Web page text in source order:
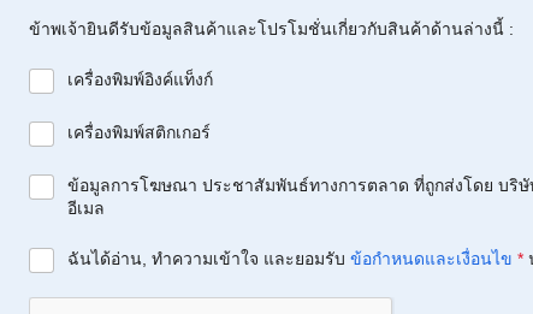
ข้าพเจ้ายินดีรับข้อมูลสินค้าและโปรโมชั่นเกี่ยวกับสินค้าด้านล่างนี้ :
เครื่องพิมพ์อิงค์แท็งก์
เครื่องพิมพ์สติกเกอร์
ข้อมูลการโฆษณา ประชาสัมพันธ์ทางการตลาด ที่ถูกส่งโดย บริ
อีเมล
ฉันได้อ่าน, ทำความเข้าใจ และยอมรับ ข้อกำหนดและเงื่อนไข *